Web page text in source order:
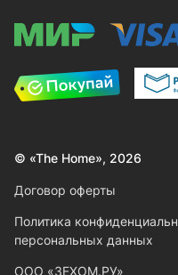
© «The Home», 2026
Договор оферты
Политика
персональных данных
ООО «ЗЕХОМ.РУ»